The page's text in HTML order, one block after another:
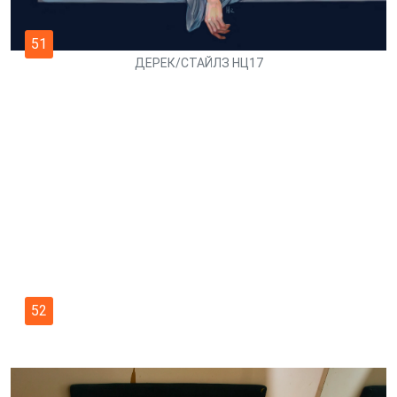
51
ДЕРЕК/СТАЙЛЗ НЦ17
52